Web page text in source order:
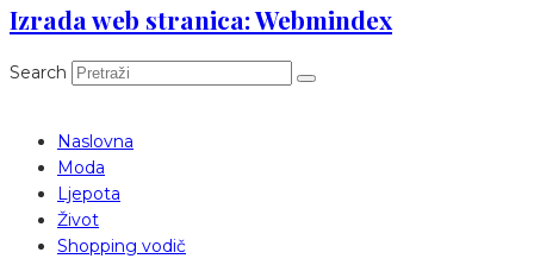
Izrada web stranica: Webmindex
Search
Naslovna
Moda
Ljepota
Život
Shopping vodič